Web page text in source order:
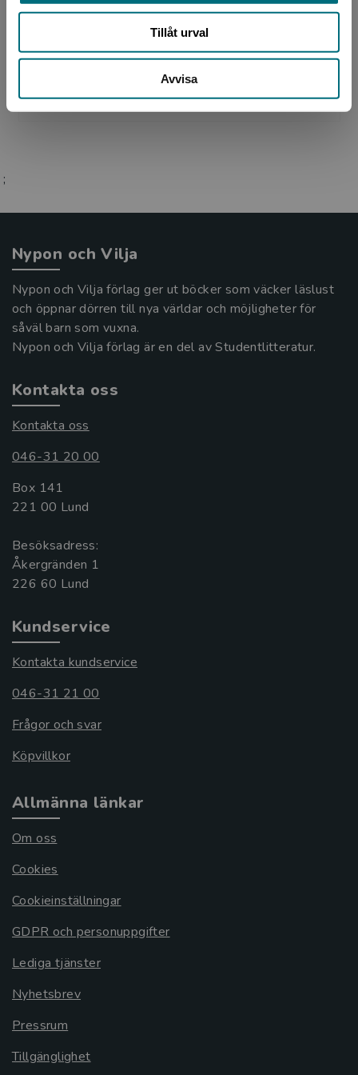
Tillåt urval
Avvisa
Theodor Kallifatides föddes i Grekland 1938,
men flyttade till Sverige som 26-åring. Hans
;
Nypon och Vilja
Nypon och Vilja förlag ger ut böcker som väcker läslust
och öppnar dörren till nya världar och möjligheter för
såväl barn som vuxna.
Nypon och Vilja förlag är en del av Studentlitteratur.
Kontakta oss
Kontakta oss
046-31 20 00
Box 141
221 00 Lund
Besöksadress:
Åkergränden 1
Kundservice
Kontakta kundservice
046-31 21 00
Frågor och svar
Köpvillkor
Allmänna länkar
Om oss
Cookies
Cookieinställningar
GDPR och personuppgifter
Lediga tjänster
Nyhetsbrev
Pressrum
Tillgänglighet